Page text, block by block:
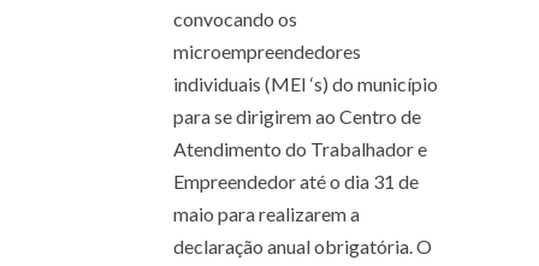
convocando os
microempreendedores
individuais (MEI ‘s) do município
para se dirigirem ao Centro de
Atendimento do Trabalhador e
Empreendedor até o dia 31 de
maio para realizarem a
declaração anual obrigatória. O